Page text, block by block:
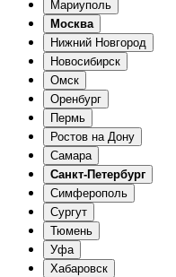
Мариуполь
Москва
Нижний Новгород
Новосибирск
Омск
Оренбург
Пермь
Ростов на Дону
Самара
Санкт-Петербург
Симферополь
Сургут
Тюмень
Уфа
Хабаровск